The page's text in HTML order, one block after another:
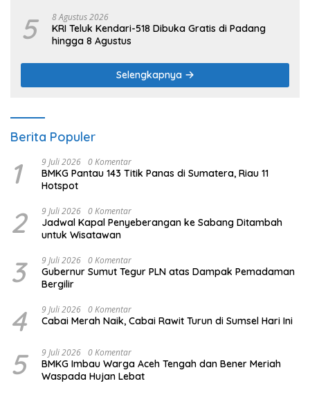
5 8 Agustus 2026
KRI Teluk Kendari-518 Dibuka Gratis di Padang
hingga 8 Agustus
Selengkapnya
Berita Populer
1 9 Juli 2026 0 Komentar
BMKG Pantau 143 Titik Panas di Sumatera, Riau 11
Hotspot
2 9 Juli 2026 0 Komentar
Jadwal Kapal Penyeberangan ke Sabang Ditambah
untuk Wisatawan
3 9 Juli 2026 0 Komentar
Gubernur Sumut Tegur PLN atas Dampak Pemadaman
Bergilir
4 9 Juli 2026 0 Komentar
Cabai Merah Naik, Cabai Rawit Turun di Sumsel Hari Ini
5 9 Juli 2026 0 Komentar
BMKG Imbau Warga Aceh Tengah dan Bener Meriah
Waspada Hujan Lebat